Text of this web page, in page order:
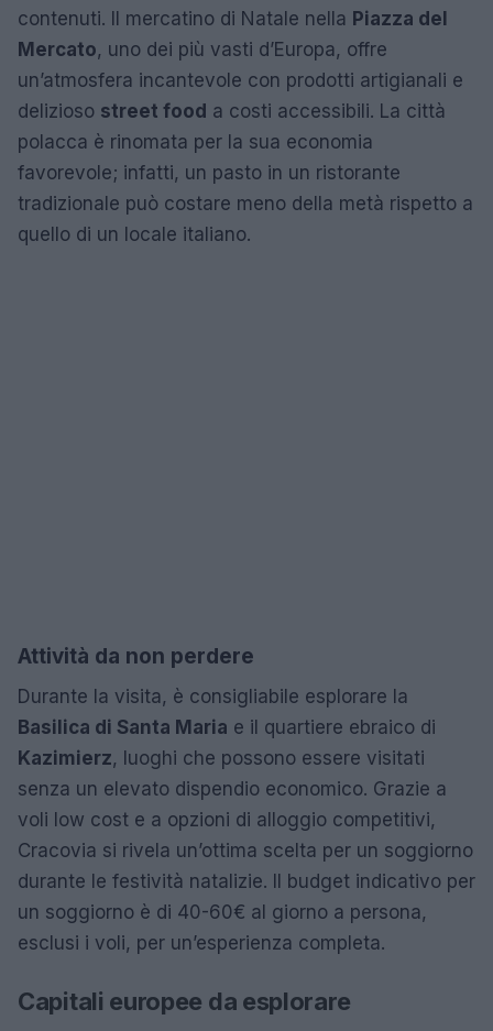
contenuti. Il mercatino di Natale nella Piazza del
Mercato, uno dei più vasti d’Europa, offre
un’atmosfera incantevole con prodotti artigianali e
delizioso street food a costi accessibili. La città
polacca è rinomata per la sua economia
favorevole; infatti, un pasto in un ristorante
tradizionale può costare meno della metà rispetto a
quello di un locale italiano.
Attività da non perdere
Durante la visita, è consigliabile esplorare la
Basilica di Santa Maria e il quartiere ebraico di
Kazimierz, luoghi che possono essere visitati
senza un elevato dispendio economico. Grazie a
voli low cost e a opzioni di alloggio competitivi,
Cracovia si rivela un’ottima scelta per un soggiorno
durante le festività natalizie. Il budget indicativo per
un soggiorno è di 40-60€ al giorno a persona,
esclusi i voli, per un’esperienza completa.
Capitali europee da esplorare